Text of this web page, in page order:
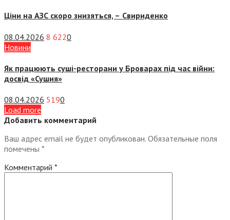
Ціни на АЗС скоро знизяться, – Свириденко
08.04.2026 8 6220
Новини
Як працюють суші-ресторани у Броварах під час війни:
досвід «Сушия»
08.04.2026 5190
Load more
Добавить комментарий
Ваш адрес email не будет опубликован. Обязательные поля
помечены *
Комментарий *